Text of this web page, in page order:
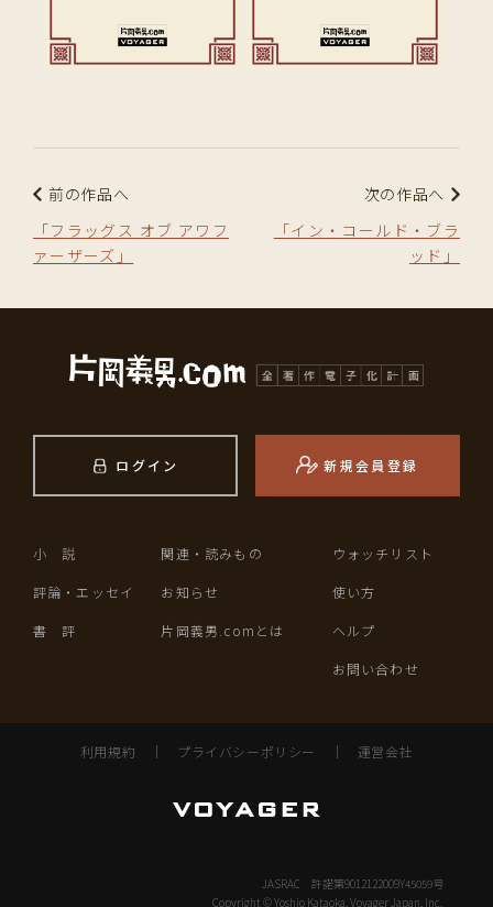
前の作品へ
「フラッグス オブ アワフ
ァーザーズ」
次の作品へ
「イン・コールド・ブラ
ッド」
ログイン 新規会員登録
小 説
評論・エッセイ
書 評
関連・読みもの
お知らせ
片岡義男.comとは
ウォッチリスト
使い方
ヘルプ
お問い合わせ
利用規約 ｜ プライバシーポリシー ｜ 運営会社
JASRAC 許諾第9012122009Y45059号
Copyright © Yoshio Kataoka, Voyager Japan, Inc.